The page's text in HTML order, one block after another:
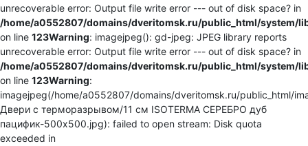
unrecoverable error: Output file write error --- out of disk space? in
/home/a0552807/domains/dveritomsk.ru/public_html/system/
on line 123Warning: imagejpeg(): gd-jpeg: JPEG library reports
unrecoverable error: Output file write error --- out of disk space? in
/home/a0552807/domains/dveritomsk.ru/public_html/system/
on line 123Warning:
imagejpeg(/home/a0552807/domains/dveritomsk.ru/public_html/
Двери с терморазрывом/11 см ISOTERMA СЕРЕБРО дуб
пацифик-500x500.jpg): failed to open stream: Disk quota
exceeded in